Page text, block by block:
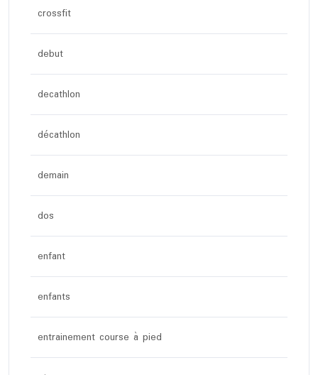
crossfit
debut
decathlon
décathlon
demain
dos
enfant
enfants
entrainement course à pied